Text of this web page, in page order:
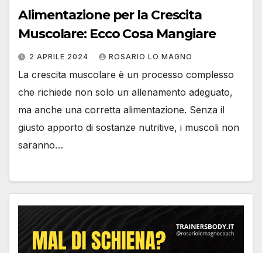
Alimentazione per la Crescita
Muscolare: Ecco Cosa Mangiare
2 APRILE 2024 ROSARIO LO MAGNO
La crescita muscolare è un processo complesso
che richiede non solo un allenamento adeguato,
ma anche una corretta alimentazione. Senza il
giusto apporto di sostanze nutritive, i muscoli non
saranno…